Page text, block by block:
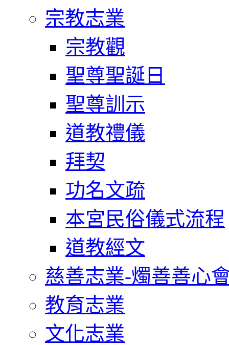
宗教志業
宗教觀
聖尊聖誕日
聖尊訓示
道教禮儀
拜契
功名文疏
本宮民俗儀式流程
道教經文
慈善志業-燭善善心
教育志業
文化志業